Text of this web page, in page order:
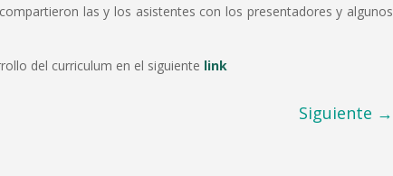
las y los asistentes con los presentadores y algunos
del curriculum en el siguiente link
Siguiente →